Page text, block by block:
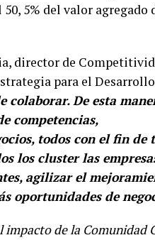
5% del valor agregado
director de
para el Desarrollo
De esta
competencias,
todos con el fin de
los cluster las
agilizar el
oportunidades de
impacto de la Comunidad